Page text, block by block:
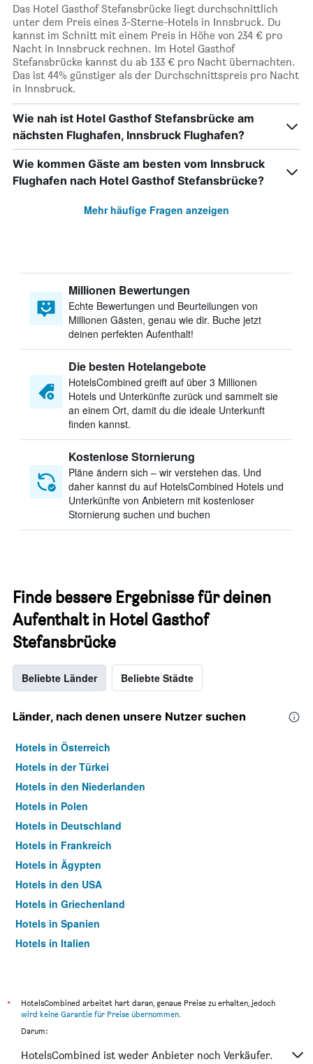
Das Hotel Gasthof Stefansbrücke liegt durchschnittlich
unter dem Preis eines 3-Sterne-Hotels in Innsbruck. Du
kannst im Schnitt mit einem Preis in Höhe von 234 € pro
Nacht in Innsbruck rechnen. Im Hotel Gasthof
Stefansbrücke kannst du ab 133 € pro Nacht übernachten.
Das ist 44% günstiger als der Durchschnittspreis pro Nacht
in Innsbruck.
Wie nah ist Hotel Gasthof Stefansbrücke am
nächsten Flughafen, Innsbruck Flughafen?
Wie kommen Gäste am besten vom Innsbruck
Flughafen nach Hotel Gasthof Stefansbrücke?
Mehr häufige Fragen anzeigen
Millionen Bewertungen
Echte Bewertungen und Beurteilungen von
Millionen Gästen, genau wie dir. Buche jetzt
deinen perfekten Aufenthalt!
Die besten Hotelangebote
HotelsCombined greift auf über 3 Millionen
Hotels und Unterkünfte zurück und sammelt sie
an einem Ort, damit du die ideale Unterkunft
finden kannst.
Kostenlose Stornierung
Pläne ändern sich – wir verstehen das. Und
daher kannst du auf HotelsCombined Hotels und
Unterkünfte von Anbietern mit kostenloser
Stornierung suchen und buchen
Finde bessere Ergebnisse für deinen
Aufenthalt in Hotel Gasthof
Stefansbrücke
Beliebte Länder Beliebte Städte
Länder, nach denen unsere Nutzer suchen
Hotels in Österreich
Hotels in der Türkei
Hotels in den Niederlanden
Hotels in Polen
Hotels in Deutschland
Hotels in Frankreich
Hotels in Ägypten
Hotels in den USA
Hotels in Griechenland
Hotels in Spanien
Hotels in Italien
*
HotelsCombined arbeitet hart daran, genaue Preise zu erhalten, jedoch
wird keine Garantie für Preise übernommen.
Darum:
HotelsCombined ist weder Anbieter noch Verkäufer.